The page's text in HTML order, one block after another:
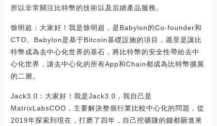
所以非常關注比特幣的技術以及后續產品服務。
馀明超：大家好！我是馀明超，是Babylon的Co-founder和
CTO。Babylon是基于Bitcoin基礎設施的項目，愿景是讓比
特幣成為去中心化世界的基石，將比特幣的安全性帶給去中
心化世界，讓去中心化的所有App和Chain都成為比特幣擴展
的二層。
Jack3.0：大家好！我是Jack3.0，我自己是
MatrixLabsCOO，主要解決整個行業比較中心化的問題，從
2019年探索到現在，打磨了四年，自己挖礦賺的錢都砸進來